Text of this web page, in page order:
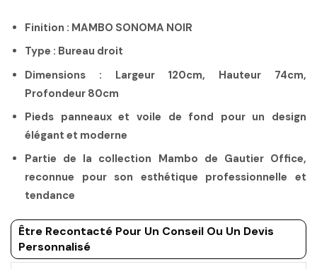
Finition : MAMBO SONOMA NOIR
Type : Bureau droit
Dimensions : Largeur 120cm, Hauteur 74cm,
Profondeur 80cm
Pieds panneaux et voile de fond pour un design
élégant et moderne
Partie de la collection Mambo de Gautier Office,
reconnue pour son esthétique professionnelle et
tendance
Être Recontacté Pour Un Conseil Ou Un Devis
Personnalisé